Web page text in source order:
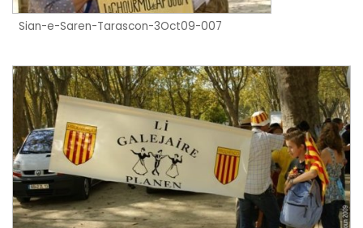
Sian-e-Saren-Tarascon-3Oct09-007